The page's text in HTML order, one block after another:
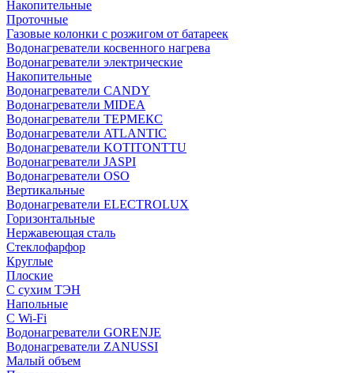
Накопительные
Проточные
Газовые колонки с розжигом от батареек
Водонагреватели косвенного нагрева
Водонагреватели электрические
Накопительные
Водонагреватели CANDY
Водонагреватели MIDEA
Водонагреватели ТЕРМЕКС
Водонагреватели ATLANTIC
Водонагреватели KOTITONTTU
Водонагреватели JASPI
Водонагреватели OSO
Вертикальные
Водонагреватели ELECTROLUX
Горизонтальные
Нержавеющая сталь
Стеклофарфор
Круглые
Плоские
С сухим ТЭН
Напольные
С Wi-Fi
Водонагреватели GORENJE
Водонагреватели ZANUSSI
Малый объем